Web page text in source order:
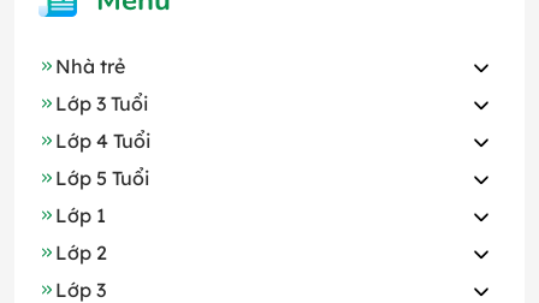
Nhà trẻ
Lớp 3 Tuổi
Lớp 4 Tuổi
Lớp 5 Tuổi
Lớp 1
Lớp 2
Lớp 3